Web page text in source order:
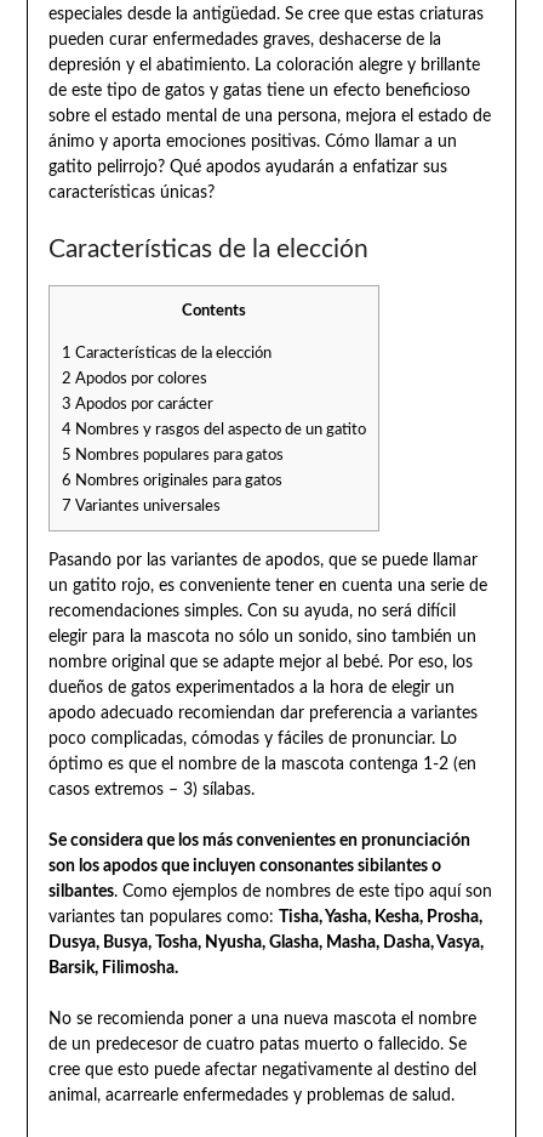
especiales desde la antigüedad. Se cree que estas criaturas
pueden curar enfermedades graves, deshacerse de la
depresión y el abatimiento. La coloración alegre y brillante
de este tipo de gatos y gatas tiene un efecto beneficioso
sobre el estado mental de una persona, mejora el estado de
ánimo y aporta emociones positivas. Cómo llamar a un
gatito pelirrojo? Qué apodos ayudarán a enfatizar sus
características únicas?
Características de la elección
Contents
1 Características de la elección
2 Apodos por colores
3 Apodos por carácter
4Nombres y rasgos del aspecto de un gatito
5 Nombres populares para gatos
6 Nombres originales para gatos
7 Variantes universales
Pasando por las variantes de apodos, que se puede llamar
un gatito rojo, es conveniente tener en cuenta una serie de
recomendaciones simples. Con su ayuda, no será difícil
elegir para la mascota no sólo un sonido, sino también un
nombre original que se adapte mejor al bebé. Por eso, los
dueños de gatos experimentados a la hora de elegir un
apodo adecuado recomiendan dar preferencia a variantes
poco complicadas, cómodas y fáciles de pronunciar. Lo
óptimo es que el nombre de la mascota contenga 1-2 (en
casos extremos – 3) sílabas.
Se considera que los más convenientes en pronunciación
son los apodos que incluyen consonantes sibilantes o
silbantes. Como ejemplos de nombres de este tipo aquí son
variantes tan populares como: Tisha, Yasha, Kesha, Prosha,
Dusya, Busya, Tosha, Nyusha, Glasha, Masha, Dasha, Vasya,
Barsik, Filimosha.
No se recomienda poner a una nueva mascota el nombre
de un predecesor de cuatro patas muerto o fallecido. Se
cree que esto puede afectar negativamente al destino del
animal, acarrearle enfermedades y problemas de salud.